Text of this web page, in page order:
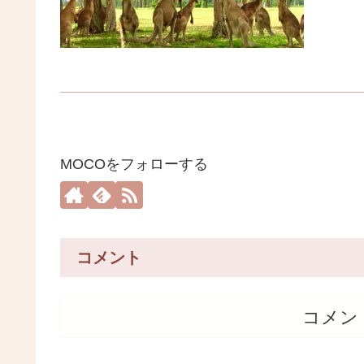
MOCOをフォローする
コメント
コメン